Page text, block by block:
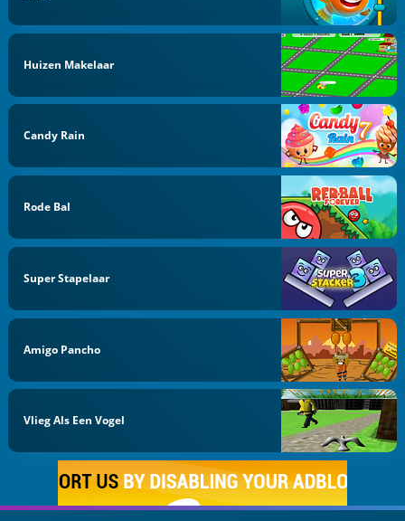
Huizen Makelaar
Candy Rain
Rode Bal
Super Stapelaar
Amigo Pancho
Vlieg Als Een Vogel